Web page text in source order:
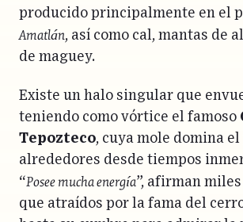
producido principalmente en el
Amatlán, así como cal, mantas de
de maguey.
Existe un halo singular que
teniendo como vórtice el famoso
Tepozteco, cuya mole domina
alrededores desde tiempos
“Posee mucha energía”, afirman
que atraídos por la fama del